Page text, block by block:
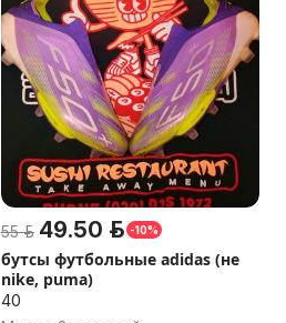
55 р. 49.50 р. -10%
бутсы футбольные adidas (не
nike, puma)
40